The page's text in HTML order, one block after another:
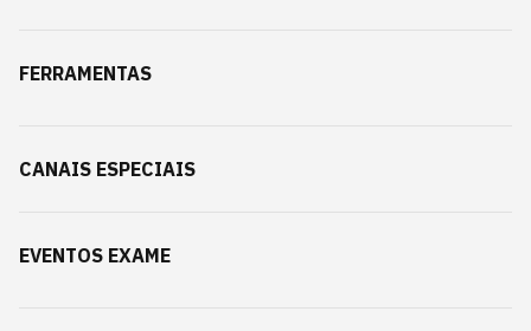
FERRAMENTAS
CANAIS ESPECIAIS
EVENTOS EXAME